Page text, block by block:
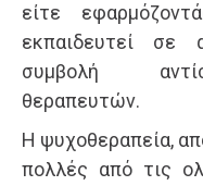
είτε
εκπαιδευτεί σε
συμβολή
θεραπευτών.
Η ψυχοθεραπεία,
πολλές από τις